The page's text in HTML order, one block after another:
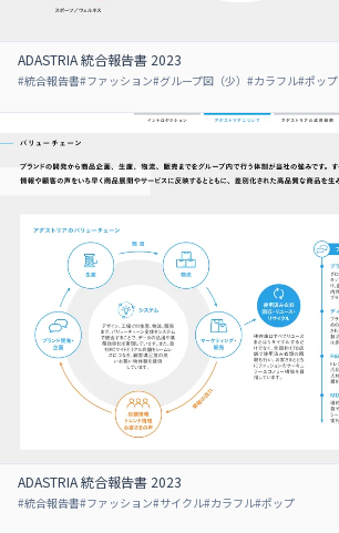
ADASTRIA 統合報告書 2023
#統合報告書#ファッション#グループ図（少） #カラフル#ポップ
ADASTRIA 統合報告書 2023
#統合報告書#ファッション#サイクル#カラフル#ポップ